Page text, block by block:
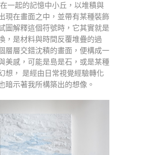
一起的記憶中小丘，以堆積與
現在畫面之中，並帶有某種裝飾
圖解釋這個符號時，它其實就是
，是材料與時間反覆堆疊的過
層層交錯沈積的畫面，便構成一
美感，可能是島是石，或是某種
想， 是經由日常視覺經驗轉化
暗示著我所構築出的想像。